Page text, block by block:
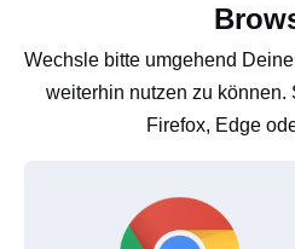
Wechsle bitte umgehend
weiterhin nutzen zu können.
Firefox, Edge